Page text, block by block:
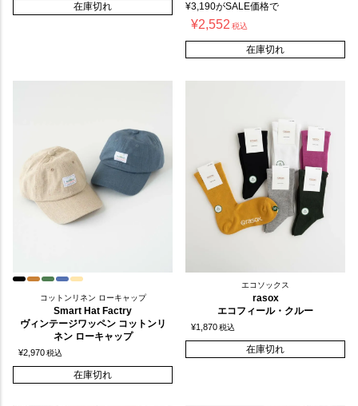
在庫切れ
¥3,190がSALE価格で
¥2,552 税込
在庫切れ
コットンリネン ローキャップ
Smart Hat Factry
ヴィンテージワッペン コットンリ
ネン ローキャップ
¥2,970税込
在庫切れ
エコソックス
rasox
エコフィール・クルー
¥1,870税込
在庫切れ